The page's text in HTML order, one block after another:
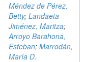
Méndez de Pérez,
Betty; Landaeta-
Jiménez, Maritza;
Arroyo Barahona,
Esteban; Marrodán,
María D.